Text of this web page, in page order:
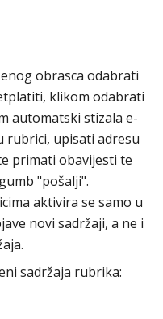
obrasca odabrati
klikom odabrati
automatski stizala e-
rubrici, upisati adresu
primati obavijesti te
"pošalji".
aktivira se samo u
novi sadržaji, a ne i
sadržaja rubrika: